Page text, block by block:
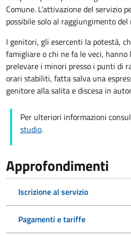
Comune. L’attivazione del servizio
possibile solo al raggiungimento
I genitori, gli esercenti la potestà,
famigliare o chi ne fa le veci, hanno
prelevare i minori presso i punti di
orari stabiliti, fatta salva una
genitore alla salita e discesa in
Per ulteriori informazioni
studio.
Approfondimenti
Iscrizione al servizio
Pagamenti e tariffe